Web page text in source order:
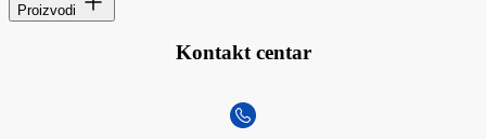
Proizvodi
Kontakt centar